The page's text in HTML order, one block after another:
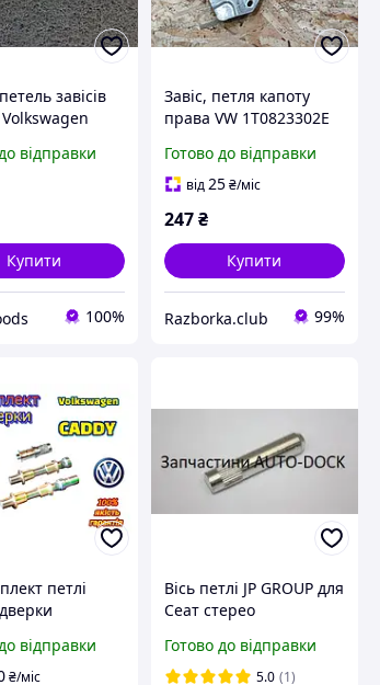
завісів
відправки
Купити
100%
Завіс, петля капоту
права VW 1T0823302E
Готово до відправки
від25₴/міс
247₴
Купити
Razborka.club 99%
петлі
Кадді 2)
втулки та
відправки
₴/міс
Вісь петлі JP GROUP для
Сеат стерео
Джетта Кадді Пассат 2
Т4
Готово до відправки
5.0 (1)